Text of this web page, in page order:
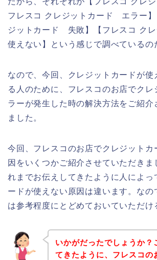
フレスコ クレジットカード エラー】
ジットカード 失敗】【フレスコ ク
使えない】という感じで調べているの
なので、今回、クレジットカードが使
る人のために、フレスコのお店でクレ
ラーが発生した時の解決方法をご紹介
ました。
今回、フレスコのお店でクレジットカ
因をいくつかご紹介させていただきま
れまでお伝えしてきたように人によっ
ードが使えない原因は違います。なの
は参考程度にとどめておいていただけ
いかがだったでしょうか？
てきたように、フレスコの